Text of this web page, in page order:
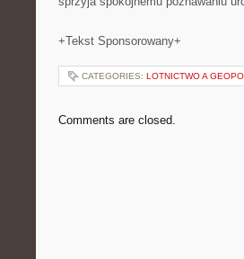
+Tekst Sponsorowany+
CATEGORIES: LOTNICTWO A
Comments are closed.